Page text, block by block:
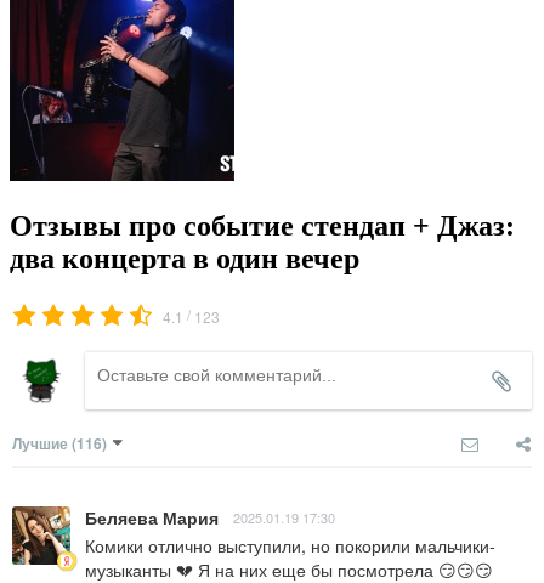
Отзывы про событие стендап + Джаз:
два концерта в один вечер
4.1 / 123
Лучшие (116)
Беляева Мария 2025.01.19 17:30
Комики отлично выступили, но покорили мальчики-
музыканты 💔 Я на них еще бы посмотрела 😏😏😏